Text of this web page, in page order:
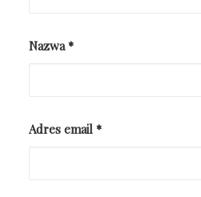
Nazwa*
Adres email *